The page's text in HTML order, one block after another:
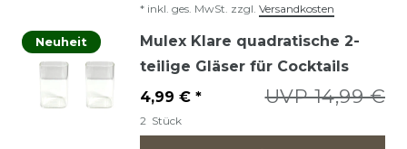
* inkl. ges. MwSt. zzgl. Versandkosten
Neuheit
Mulex Klare quadratische 2-
teilige Gläser für Cocktails
UVP 14,99 €
4,99 € *
2 Stück